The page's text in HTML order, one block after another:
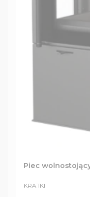
PRODUCENT
KRATKI